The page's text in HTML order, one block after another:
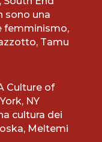
sono una
femminismo,
Tamu
Culture of
NY
cultura dei
Meltemi